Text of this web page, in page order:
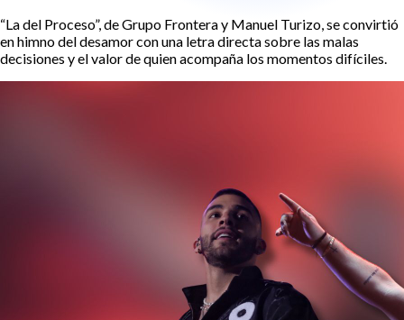
“La del Proceso”, de Grupo Frontera y Manuel Turizo, se convirtió
en himno del desamor con una letra directa sobre las malas
decisiones y el valor de quien acompaña los momentos difíciles.